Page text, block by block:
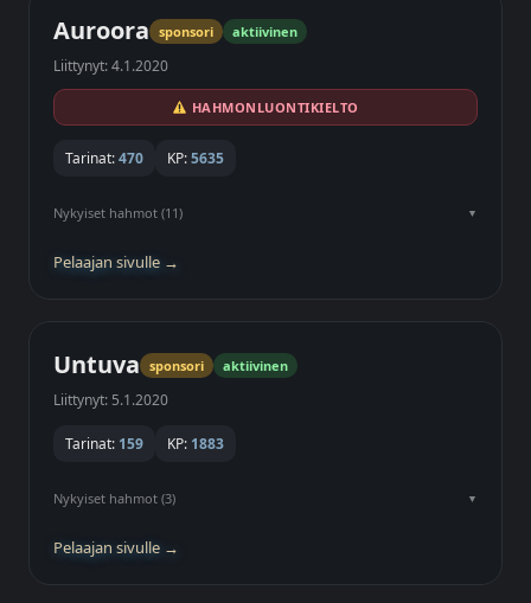
Auroora sponsori aktiivinen
Liittynyt: 4.1.2020
HAHMONLUONTIKIELTO
Tarinat:470 KP:5635
Nykyiset hahmot (11)
Pelaajan sivulle →
Untuva sponsori aktiivinen
Liittynyt: 5.1.2020
Tarinat: 159 KP: 1883
Nykyiset hahmot (3)
Pelaajan sivulle →